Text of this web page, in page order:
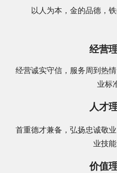
以人为本，金的品德，
经营
经营诚实守信，服务周到热
业标
人才
首重德才兼备，弘扬忠诚敬
业技能
价值